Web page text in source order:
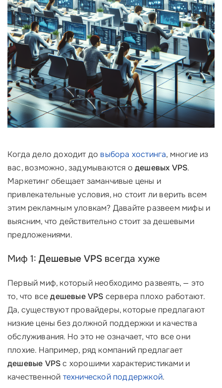
Когда дело доходит до выбора хостинга, многие из
вас, возможно, задумываются о дешевых VPS.
Маркетинг обещает заманчивые цены и
привлекательные условия, но стоит ли верить всем
этим рекламным уловкам? Давайте развеем мифы и
выясним, что действительно стоит за дешевыми
предложениями.
Миф 1: Дешевые VPS всегда хуже
Первый миф, который необходимо развеять, — это
то, что вседешевые VPS сервера плохо работают.
Да, существуют провайдеры, которые предлагают
низкие цены без должной поддержки и качества
обслуживания. Но это не означает, что все они
плохие. Например, ряд компаний предлагает
дешевые VPSс хорошими характеристиками и
качественной технической поддержкой.